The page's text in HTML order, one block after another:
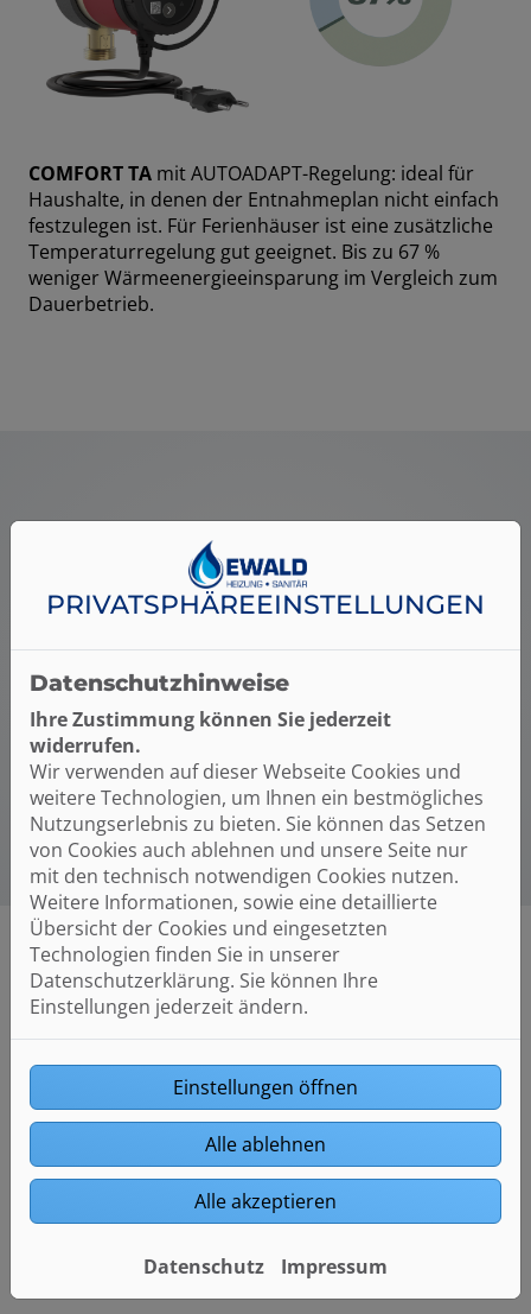
COMFORT TA mit AUTOADAPT-Regelung: ideal für
Haushalte, in denen der Entnahmeplan nicht einfach
festzulegen ist. Für Ferienhäuser ist eine zusätzliche
Temperaturregelung gut geeignet. Bis zu 67 %
weniger Wärmeenergieeinsparung im Vergleich zum
Dauerbetrieb.
WARUM SOLLTEN SIE EINE
COMFORT WARMWASSER-
ZIRKULATIONSPUMPE
INSTALLIEREN?
Spart Zeit: sofort warmes Wasser am
Wasserhahn oder unter der Dusche
Spart Wasser: Haushalte könnten jährlich bis zu
38.000 Liter Wasser sparen
Bessere Hygiene: sauberes und keimfreies
PRIVATSPHÄRE­EINSTELLUNGEN
Datenschutzhinweise
Ihre Zustimmung können Sie jederzeit
widerrufen.
Wir verwenden auf dieser Webseite Cookies und
weitere Technologien, um Ihnen ein bestmögliches
Nutzungserlebnis zu bieten. Sie können das Setzen
von Cookies auch ablehnen und unsere Seite nur
mit den technisch notwendigen Cookies nutzen.
Weitere Informationen, sowie eine detaillierte
Übersicht der Cookies und eingesetzten
Technologien finden Sie in unserer
Datenschutzerklärung. Sie können Ihre
Einstellungen jederzeit ändern.
Einstellungen öffnen
Alle ablehnen
Alle akzeptieren
Datenschutz Impressum